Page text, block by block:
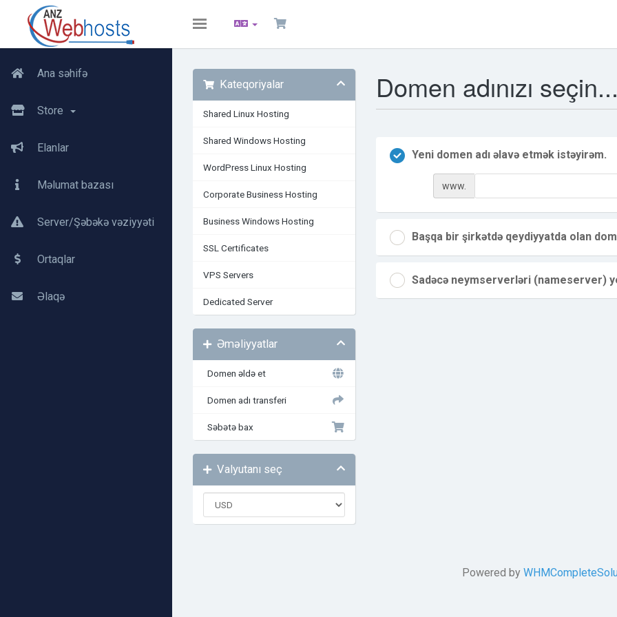
Toggle
Ana səhifə
Store
Elanlar
Məlumat bazası
Server/Şəbəkə vəziyyəti
Ortaqlar
Əlaqə
Domen adınızı
Kateqoriyalar
Shared Linux Hosting
Shared Windows Hosting
WordPress Linux Hosting
Corporate Business Hosting
Business Windows Hosting
SSL Certificates
VPS Servers
Dedicated Server
Əməliyyatlar
Domen əldə et
Domen adı transferi
Səbətə bax
Valyutanı seç
Yeni domen adı əlavə etmək istəyirəm.
www.
Başqa bir şirkətdə qeydiyyatda olan
Sadəcə neymserverləri (nameserver)
Powered by